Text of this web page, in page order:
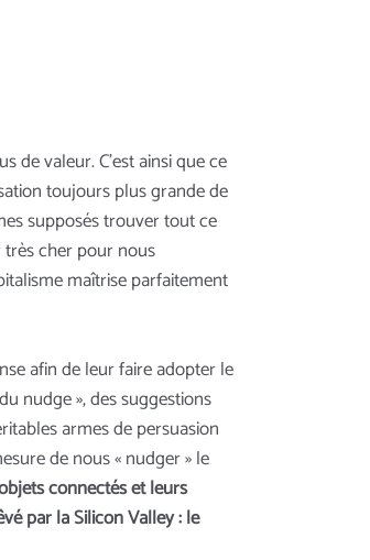
de valeur. C’est ainsi que ce
toujours plus grande de
supposés trouver tout ce
cher pour nous
maîtrise parfaitement
afin de leur faire adopter le
nudge », des suggestions
armes de persuasion
de nous « nudger » le
connectés et leurs
par la Silicon Valley : le